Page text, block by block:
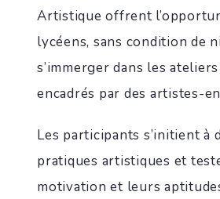
Artistique offrent
lycéens, sans condition de
s’immerger dans les
encadrés par des artistes-
Les participants s’initient à
pratiques artistiques et
motivation et leurs